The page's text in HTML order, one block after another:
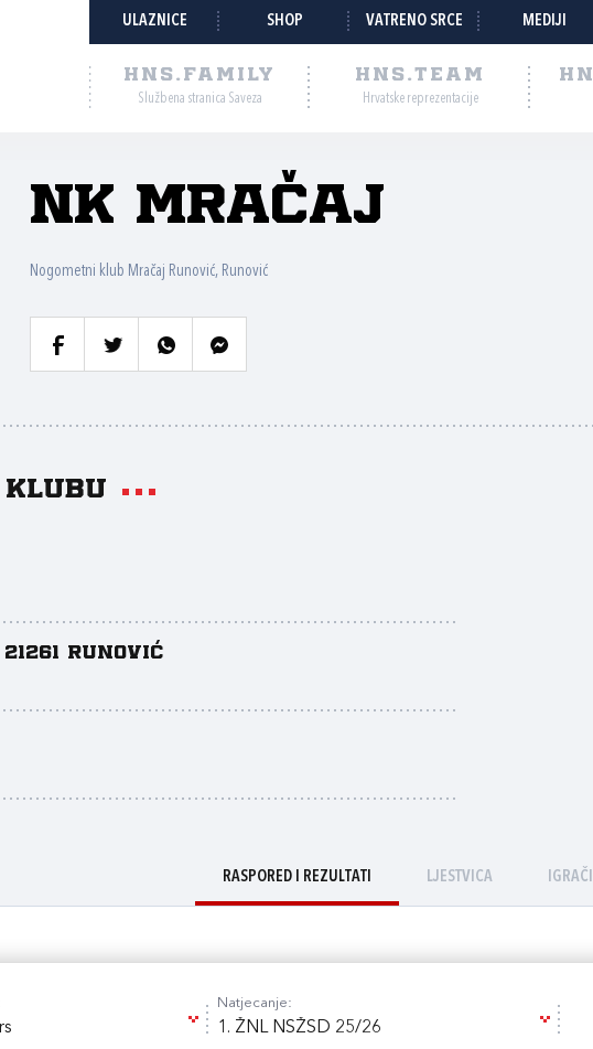
ULAZNICE SHOP VATRENO SRCE MEDIJI
HNS.FAMILY
Službena stranica Saveza
HNS.TEAM
Hrvatske reprezentacije
NK Mračaj
Nogometni klub Mračaj Runović, Runović
klubu
Runović
RASPORED I REZULTATI LJESTVICA IGRAČI
Natjecanje:
1. ŽNL NSŽSD 25/26